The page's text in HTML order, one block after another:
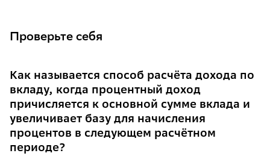
Проверьте себя
Как называется способ расчёта дохода по
вкладу, когда процентный доход
причисляется к основной сумме вклада и
увеличивает базу для начисления
процентов в следующем расчётном
периоде?